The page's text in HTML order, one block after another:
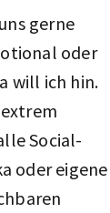
gerne
oder
will ich hin.
Social-
oder eigene